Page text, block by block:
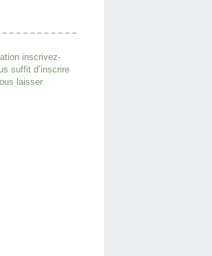
inscrivez-
suffit d’inscrire
laisser